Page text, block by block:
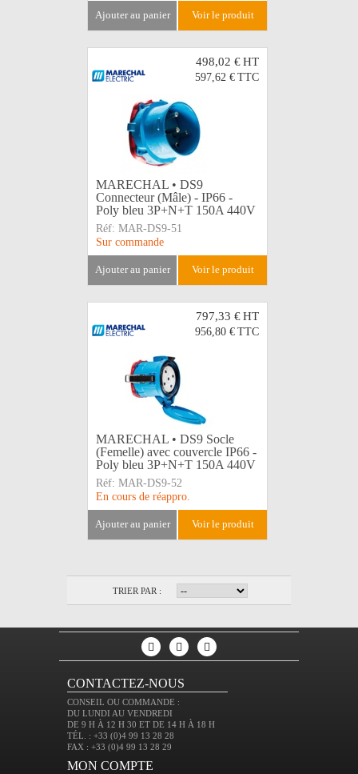
ajouter au panier voir le produit
498,02 €HT
597,62 € TTC
MARECHAL • DS9
Connecteur (Mâle) - IP66 -
Poly bleu 3P+N+T 150A 440V
Réf: MAR-DS9-51
Sur commande
ajouter au panier voir le produit
797,33 €HT
956,80 € TTC
MARECHAL • DS9 Socle
(Femelle) avec couvercle IP66 -
Poly bleu 3P+N+T 150A 440V
Réf: MAR-DS9-52
En cours de réappro.
ajouter au panier voir le produit
TRIER PAR :
CONTACTEZ-NOUS
CONSEIL OU COMMANDE :
DU LUNDI AU VENDREDI
DE 9 H À 12 H 30 ET DE 14 H À 18 H
TÉL. : +33 (0)4 99 13 28 28
FAX : +33 (0)4 99 13 28 29
MON COMPTE